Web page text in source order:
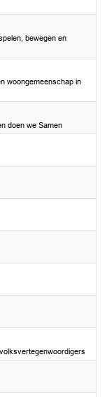
bewegen en
woongemeenschap in
doen we Samen